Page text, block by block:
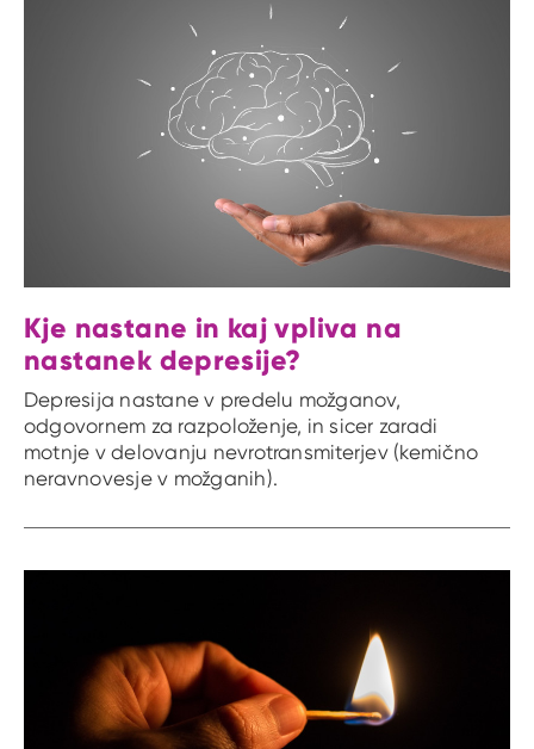
Kje nastane in kaj vpliva na
nastanek depresije?
Depresija nastane v predelu možganov,
odgovornem za razpoloženje, in sicer zaradi
motnje v delovanju nevrotransmiterjev (kemično
neravnovesje v možganih).